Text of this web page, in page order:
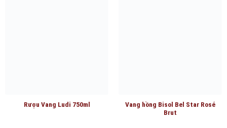
Rượu Vang Ludi 750ml
Vang hồng Bisol Bel Star Rosé
Brut